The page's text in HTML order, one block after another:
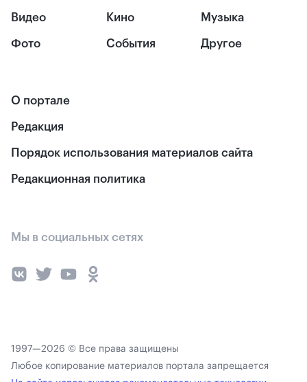
Видео
Фото
Кино
События
Музыка
Другое
О портале
Редакция
Порядок использования материалов сайта
Редакционная политика
Мы в социальных сетях
1997—2026 © Все права защищены
Любое копирование материалов портала запрещается